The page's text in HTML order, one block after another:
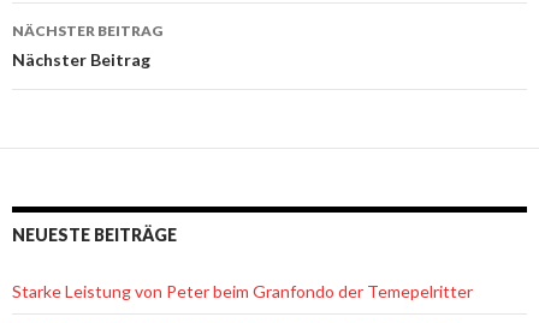
Navigation
NÄCHSTER BEITRAG
Nächster Beitrag
NEUESTE BEITRÄGE
Starke Leistung von Peter beim Granfondo der Temepelritter